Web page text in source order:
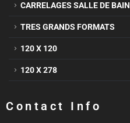
CARRELAGES SALLE DE BAIN
TRES GRANDS FORMATS
120 X 120
120 X 278
Contact Info